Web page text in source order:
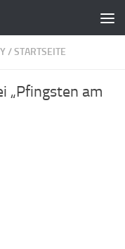
/STARTSEITE
„Pfingsten am